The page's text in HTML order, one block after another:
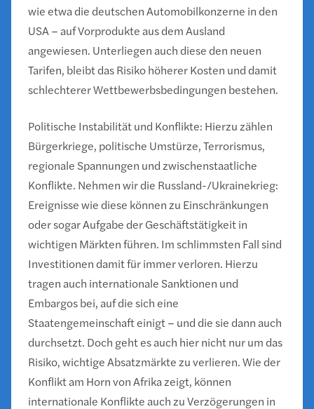
wie etwa die deutschen Automobilkonzerne in den
USA – auf Vorprodukte aus dem Ausland
angewiesen. Unterliegen auch diese den neuen
Tarifen, bleibt das Risiko höherer Kosten und damit
schlechterer Wettbewerbsbedingungen bestehen.
Politische Instabilität und Konflikte: Hierzu zählen
Bürgerkriege, politische Umstürze, Terrorismus,
regionale Spannungen und zwischenstaatliche
Konflikte. Nehmen wir die Russland-/Ukrainekrieg:
Ereignisse wie diese können zu Einschränkungen
oder sogar Aufgabe der Geschäftstätigkeit in
wichtigen Märkten führen. Im schlimmsten Fall sind
Investitionen damit für immer verloren. Hierzu
tragen auch internationale Sanktionen und
Embargos bei, auf die sich eine
Staatengemeinschaft einigt – und die sie dann auch
durchsetzt. Doch geht es auch hier nicht nur um das
Risiko, wichtige Absatzmärkte zu verlieren. Wie der
Konflikt am Horn von Afrika zeigt, können
internationale Konflikte auch zu Verzögerungen in